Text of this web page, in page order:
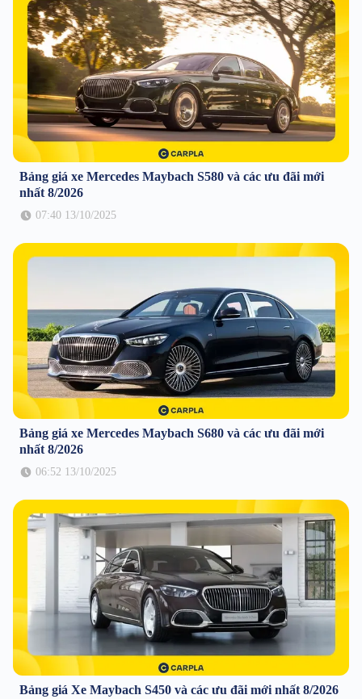
Bảng giá xe Mercedes Maybach S580 và các ưu đãi mới
nhất 8/2026
07:40 13/10/2025
Bảng giá xe Mercedes Maybach S680 và các ưu đãi mới
nhất 8/2026
06:52 13/10/2025
Bảng giá Xe Maybach S450 và các ưu đãi mới nhất 8/2026